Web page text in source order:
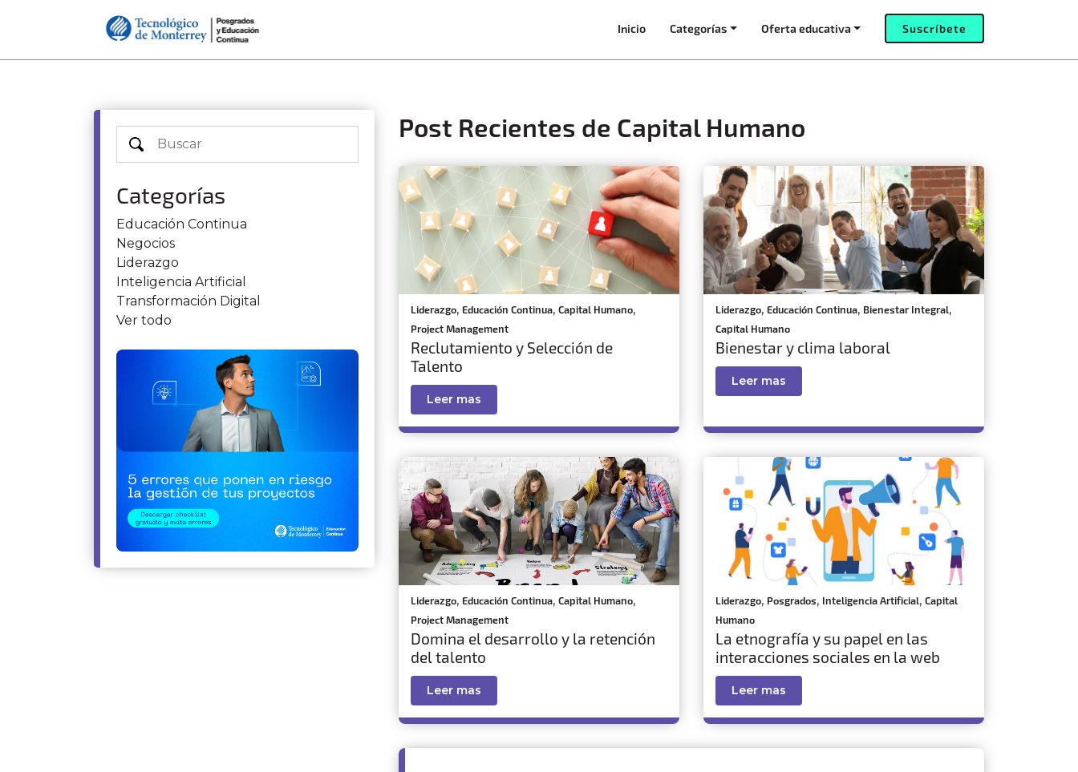
Inicio Categorías Oferta educativa Suscríbete
Categorías
Educación Continua
Negocios
Liderazgo
Inteligencia Artificial
Transformación Digital
Ver todo
Post Recientes de Capital Humano
Liderazgo, Educación Continua, Capital Humano,
Project Management
Reclutamiento y Selección de
Talento
Leer mas
Liderazgo, Educación Continua, Bienestar Integral,
Capital Humano
Bienestar y clima laboral
Leer mas
Liderazgo, Educación Continua, Capital Humano,
Project Management
Domina el desarrollo y la retención
del talento
Leer mas
Liderazgo, Posgrados, Inteligencia Artificial, Capital
Humano
La etnografía y su papel en las
interacciones sociales en la web
Leer mas